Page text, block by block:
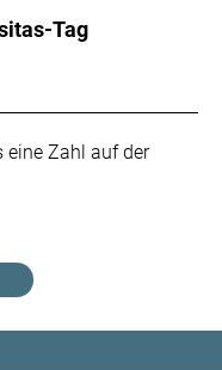
Tag
eine Zahl auf der